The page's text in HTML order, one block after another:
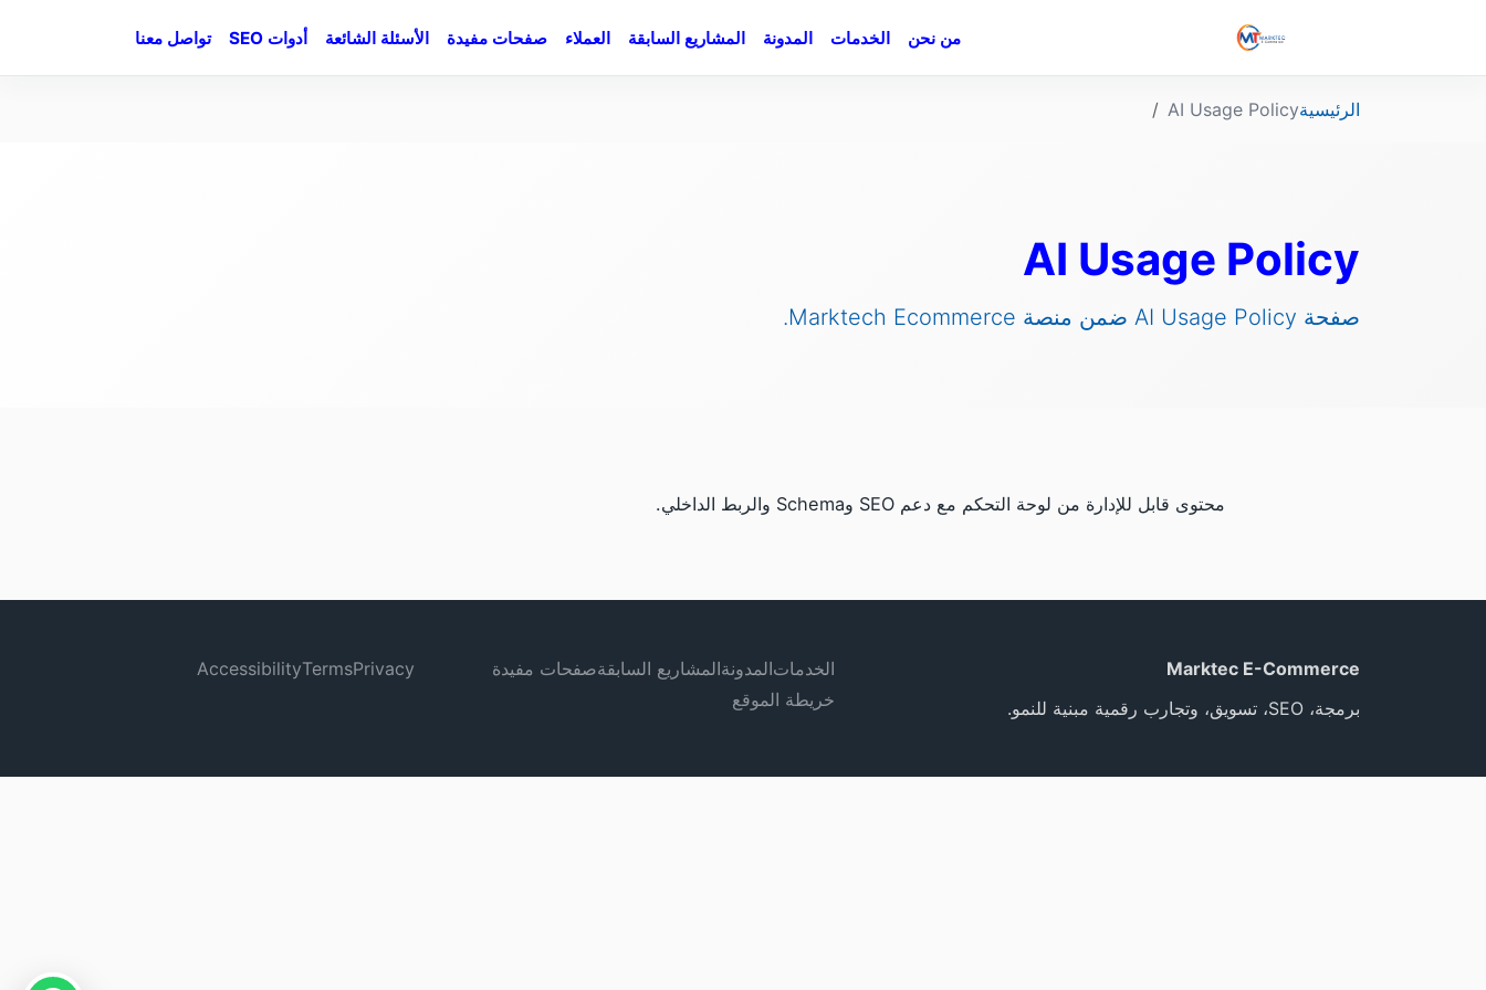
من نحن الخدمات المدونة المشاريع السابقة العملاء صفحات مفيدة الأسئلة الشائعة أدوات SEO تواصل معنا
الرئيسيةAI Usage Policy
AI Usage Policy
صفحة AI Usage Policy ضمن منصة Marktech Ecommerce.
محتوى قابل للإدارة من لوحة التحكم مع دعم SEO وSchema والربط الداخلي.
Marktec E-Commerce
برمجة، SEO، تسويق، وتجارب رقمية مبنية للنمو.
الخدماتالمدونةالمشاريع السابقةصفحات مفيدة
خريطة الموقع
Privacy
Terms
Accessibility